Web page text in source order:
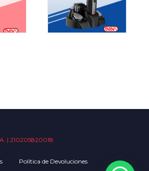
| 210205820018
Política de Devoluciones